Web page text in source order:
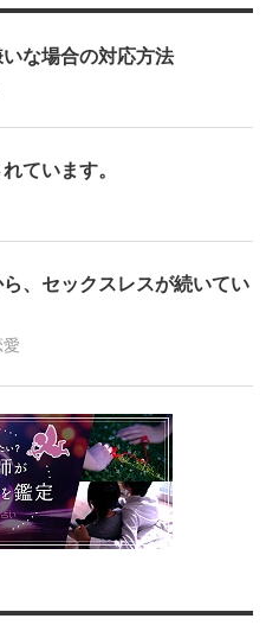
な場合の対応方法
ています。
、セックスレスが続いてい